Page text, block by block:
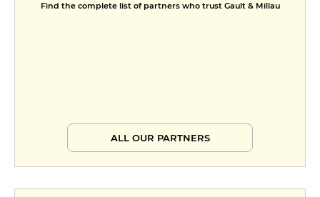
Find the complete list of partners who trust Gault & Millau
ALL OUR PARTNERS